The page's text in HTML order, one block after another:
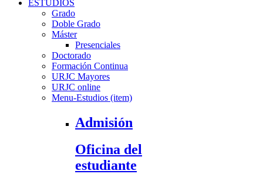
ESTUDIOS
Grado
Doble Grado
Máster
Presenciales
Doctorado
Formación Continua
URJC Mayores
URJC online
Menu-Estudios (item)
Admisión
Oficina del
estudiante